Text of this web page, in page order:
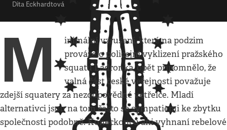
Dita Eckhardtová
M
inimální vzrušení, které na podzim
provázelo policejní vyklizení pražského
squatu Ladronka, opět připomnělo, že
valná část české veřejnosti považuje
zdejší squatery za nezodpovědné vetřelce. Mladí
alternativci jsou na tom často se sympatiemi ke zbytku
společnosti podobně. Koneckonců ani vyhnaní rebelové